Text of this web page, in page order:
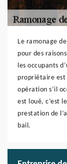
Le ramonage
pour des
les occupants
propriétaire est
opération s’il
est loué, c’est
prestation de
bail.